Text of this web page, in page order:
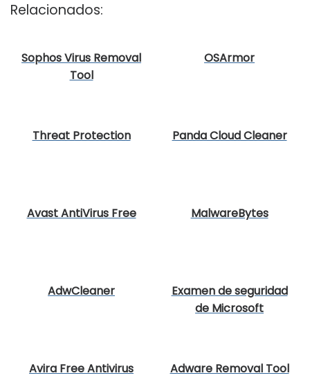
Relacionados:
Sophos Virus Removal
Tool
OSArmor
Threat Protection Panda Cloud Cleaner
Avast AntiVirus Free MalwareBytes
AdwCleaner
Examen de seguridad
de Microsoft
Avira Free Antivirus Adware Removal Tool